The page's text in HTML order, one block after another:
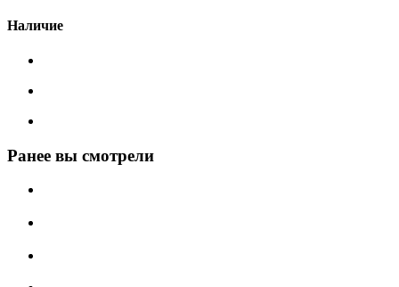
Наличие
Ранее вы смотрели